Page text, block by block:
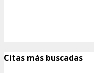
Citas más buscadas